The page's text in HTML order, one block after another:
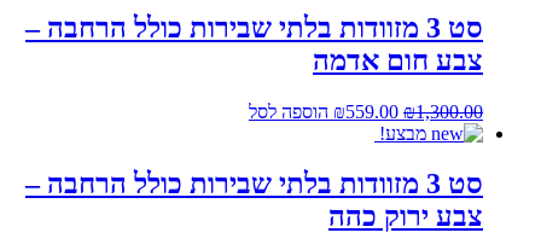
₪1,300.00.
₪559.00.
סט 3 מזוודות בלתי שבירות כולל הרחבה –
צבע חום אדמה
₪1,300.00
המחיר
המקורי
₪1,300.00.
₪559.00
המחיר
₪559.00.
הוספה לסל
מבצע!
סט 3 מזוודות בלתי שבירות כולל הרחבה –
צבע ירוק כהה